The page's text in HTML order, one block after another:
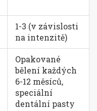
1-3 (v závislosti
na intenzitě)
Opakované
bělení každých
6-12 měsíců,
speciální
dentální pasty